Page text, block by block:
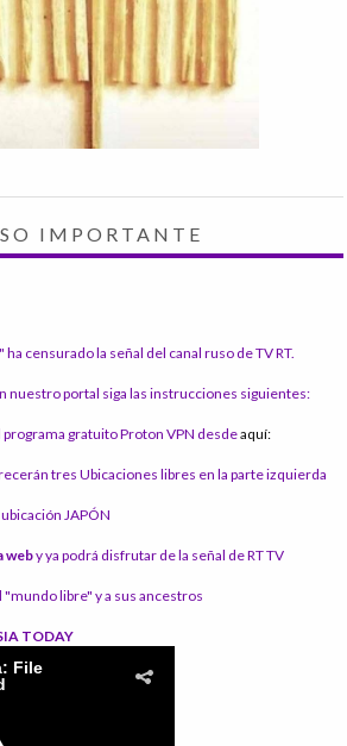
IMPORTANTE
censurado la señal del canal ruso de TV RT.
nuestro portal siga las instrucciones siguientes:
gratuito Proton VPN desdeaquí:
tres Ubicaciones libres en la parte izquierda
ubicación JAPÓN
weby ya podrá disfrutar de la señal de RT TV
"mundo libre" y a sus ancestros
TODAY